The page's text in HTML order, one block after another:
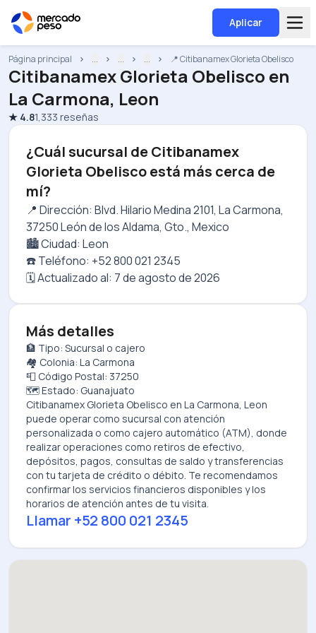
Aplicar
Página principal ... ... ... 📍 Citibanamex Glorieta Obelisco
Citibanamex Glorieta Obelisco en
La Carmona, Leon
★ 4.81,333 reseñas
¿Cuál sucursal de Citibanamex
Glorieta Obelisco está más cerca de
mí?
📍 Dirección: Blvd. Hilario Medina 2101, La Carmona,
37250 León de los Aldama, Gto., Mexico
🏙️ Ciudad: Leon
☎️ Teléfono: +52 800 021 2345
🗓️ Actualizado al: 7 de agosto de 2026
Más detalles
🏦 Tipo: Sucursal o cajero
🏘️ Colonia: La Carmona
📮 Código Postal: 37250
🗺️ Estado: Guanajuato
Citibanamex Glorieta Obelisco en La Carmona, Leon
puede operar como sucursal con atención
personalizada o como cajero automático (ATM), donde
realizar operaciones como retiros de efectivo,
depósitos, pagos, consultas de saldo y transferencias
con tu tarjeta de crédito o débito. Te recomendamos
confirmar los servicios financieros disponibles y los
horarios de atención antes de tu visita.
Llamar +52 800 021 2345